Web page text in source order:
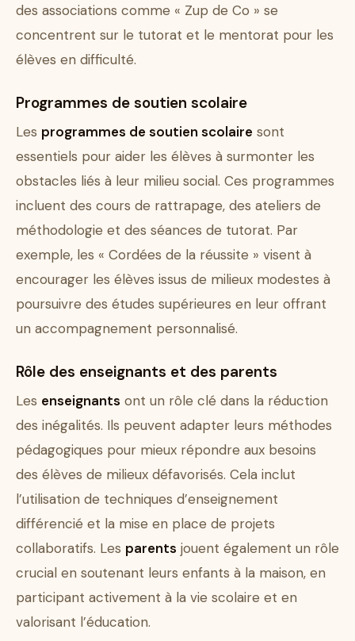
des associations comme « Zup de Co » se
concentrent sur le tutorat et le mentorat pour les
élèves en difficulté.
Programmes de soutien scolaire
Les programmes de soutien scolaire sont
essentiels pour aider les élèves à surmonter les
obstacles liés à leur milieu social. Ces programmes
incluent des cours de rattrapage, des ateliers de
méthodologie et des séances de tutorat. Par
exemple, les « Cordées de la réussite » visent à
encourager les élèves issus de milieux modestes à
poursuivre des études supérieures en leur offrant
un accompagnement personnalisé.
Rôle des enseignants et des parents
Les enseignants ont un rôle clé dans la réduction
des inégalités. Ils peuvent adapter leurs méthodes
pédagogiques pour mieux répondre aux besoins
des élèves de milieux défavorisés. Cela inclut
l’utilisation de techniques d’enseignement
différencié et la mise en place de projets
collaboratifs. Les parents jouent également un rôle
crucial en soutenant leurs enfants à la maison, en
participant activement à la vie scolaire et en
valorisant l’éducation.